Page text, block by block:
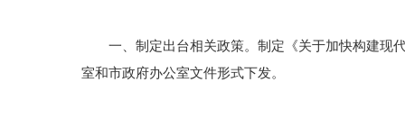
一、制定出台相关政策。制定《关于加快构建现代
室和市政府办公室文件形式下发。